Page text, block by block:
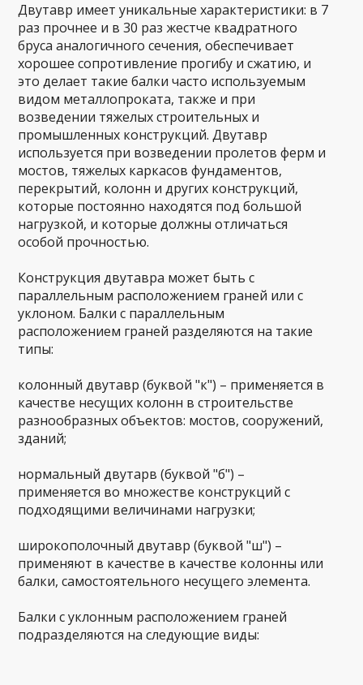
Двутавр имеет уникальные характеристики: в 7
раз прочнее и в 30 раз жестче квадратного
бруса аналогичного сечения, обеспечивает
хорошее сопротивление прогибу и сжатию, и
это делает такие балки часто используемым
видом металлопроката, также и при
возведении тяжелых строительных и
промышленных конструкций. Двутавр
используется при возведении пролетов ферм и
мостов, тяжелых каркасов фундаментов,
перекрытий, колонн и других конструкций,
которые постоянно находятся под большой
нагрузкой, и которые должны отличаться
особой прочностью.
Конструкция двутавра может быть с
параллельным расположением граней или с
уклоном. Балки с параллельным
расположением граней разделяются на такие
типы:
колонный двутавр (буквой "к") – применяется в
качестве несущих колонн в строительстве
разнообразных объектов: мостов, сооружений,
зданий;
нормальный двутарв (буквой "б") –
применяется во множестве конструкций с
подходящими величинами нагрузки;
широкополочный двутавр (буквой "ш") –
применяют в качестве в качестве колонны или
балки, самостоятельного несущего элемента.
Балки с уклонным расположением граней
подразделяются на следующие виды: